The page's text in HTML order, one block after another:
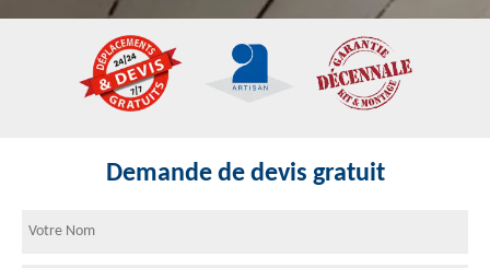
Demande de devis gratuit